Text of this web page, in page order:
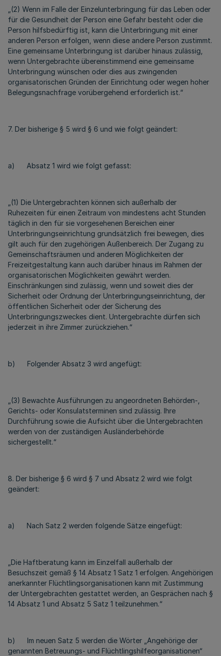
„(2) Wenn im Falle der Einzelunterbringung für das Leben oder
für die Gesundheit der Person eine Gefahr besteht oder die
Person hilfsbedürftig ist, kann die Unterbringung mit einer
anderen Person erfolgen, wenn diese andere Person zustimmt.
Eine gemeinsame Unterbringung ist darüber hinaus zulässig,
wenn Untergebrachte übereinstimmend eine gemeinsame
Unterbringung wünschen oder dies aus zwingenden
organisatorischen Gründen der Einrichtung oder wegen hoher
Belegungsnachfrage vorübergehend erforderlich ist.“
7. Der bisherige § 5 wird § 6 und wie folgt geändert:
a) Absatz 1 wird wie folgt gefasst:
„(1) Die Untergebrachten können sich außerhalb der
Ruhezeiten für einen Zeitraum von mindestens acht Stunden
täglich in den für sie vorgesehenen Bereichen einer
Unterbringungseinrichtung grundsätzlich frei bewegen, dies
gilt auch für den zugehörigen Außenbereich. Der Zugang zu
Gemeinschaftsräumen und anderen Möglichkeiten der
Freizeitgestaltung kann auch darüber hinaus im Rahmen der
organisatorischen Möglichkeiten gewährt werden.
Einschränkungen sind zulässig, wenn und soweit dies der
Sicherheit oder Ordnung der Unterbringungseinrichtung, der
öffentlichen Sicherheit oder der Sicherung des
Unterbringungszweckes dient. Untergebrachte dürfen sich
jederzeit in ihre Zimmer zurückziehen.“
b) Folgender Absatz 3 wird angefügt:
„(3) Bewachte Ausführungen zu angeordneten Behörden-,
Gerichts- oder Konsulatsterminen sind zulässig. Ihre
Durchführung sowie die Aufsicht über die Untergebrachten
werden von der zuständigen Ausländerbehörde
sichergestellt.“
8. Der bisherige § 6 wird § 7 und Absatz 2 wird wie folgt
geändert:
a) Nach Satz 2 werden folgende Sätze eingefügt:
„Die Haftberatung kann im Einzelfall außerhalb der
Besuchszeit gemäß § 14 Absatz 1 Satz 1 erfolgen. Angehörigen
anerkannter Flüchtlingsorganisationen kann mit Zustimmung
der Untergebrachten gestattet werden, an Gesprächen nach §
14 Absatz 1 und Absatz 5 Satz 1 teilzunehmen.“
b) Im neuen Satz 5 werden die Wörter „Angehörige der
genannten Betreuungs- und Flüchtlingshilfeorganisationen“